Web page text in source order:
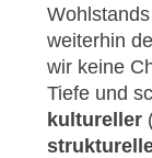
weiterhin
wir keine
Tiefe und
kultureller